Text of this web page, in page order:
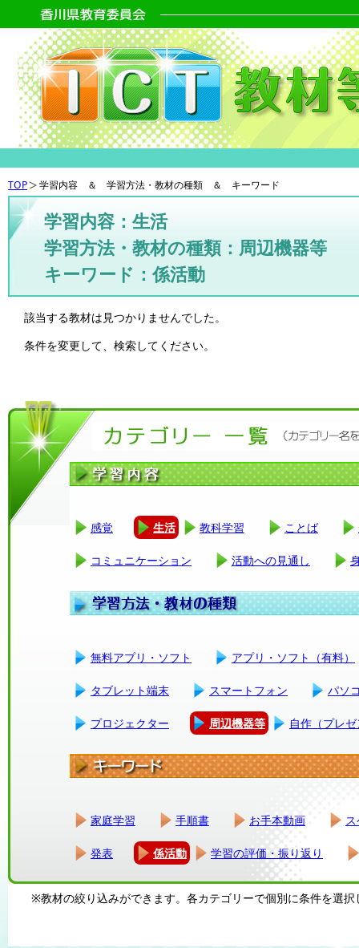
TOP 学習内容 ＆ 学習方法・教材の種類 ＆ キーワード
学習内容：生活
学習方法・教材の種類：周辺機器等
キーワード：係活動
該当する教材は見つかりませんでした。
条件を変更して、検索してください。
感覚 生活 教科学習 ことば
コミュニケーション 活動への見通し
無料アプリ・ソフト アプリ・ソフト（有料）
タブレット端末 スマートフォン パソ
プロジェクター 周辺機器等 自作（プレ
家庭学習 手順書 お手本動画
発表 係活動 学習の評価・振り返り
※教材の絞り込みができます。各カテゴリーで個別に条件を選択